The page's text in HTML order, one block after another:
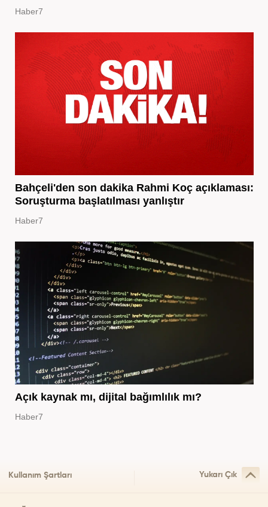
Haber7
Bahçeli'den son dakika Rahmi Koç açıklaması:
Soruşturma başlatılması yanlıştır
Haber7
Açık kaynak mı, dijital bağımlılık mı?
Haber7
Kullanım Şartları Yukarı Çık